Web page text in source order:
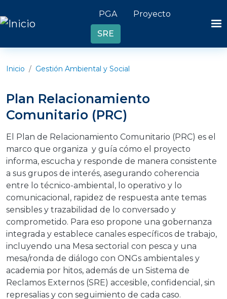
Header links
PGA Proyecto
SRE
Inicio Gestión Ambiental y Social
Plan Relacionamiento
Comunitario (PRC)
El Plan de Relacionamiento Comunitario (PRC) es el
marco que organiza y guía cómo el proyecto
informa, escucha y responde de manera consistente
a sus grupos de interés, asegurando coherencia
entre lo técnico-ambiental, lo operativo y lo
comunicacional, rapidez de respuesta ante temas
sensibles y trazabilidad de lo conversado y
comprometido. Para eso propone una gobernanza
integrada y establece canales específicos de trabajo,
incluyendo una Mesa sectorial con pesca y una
mesa/ronda de diálogo con ONGs ambientales y
academia por hitos, además de un Sistema de
Reclamos Externos (SRE) accesible, confidencial, sin
represalias y con seguimiento de cada caso.